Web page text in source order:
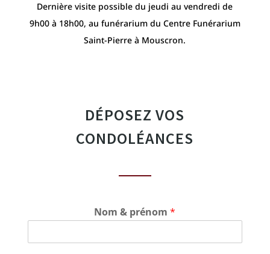
Dernière visite possible du jeudi au vendredi de
9h00 à 18h00, au funérarium du Centre Funérarium
Saint-Pierre à Mouscron.
DÉPOSEZ VOS
CONDOLÉANCES
Nom & prénom*